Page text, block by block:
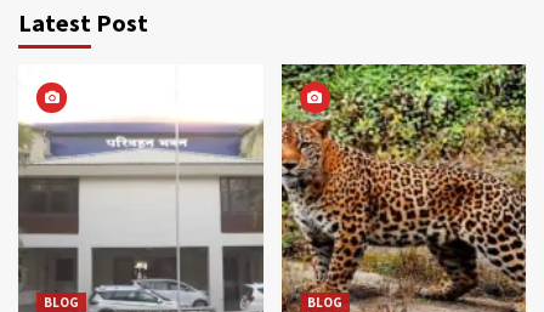
Latest Post
BLOG BLOG